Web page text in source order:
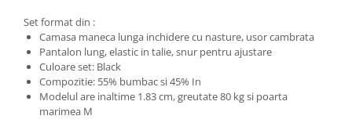
Set format din :
Camasa maneca lunga inchidere cu nasture, usor cambrata
Pantalon lung, elastic in talie, snur pentru ajustare
Culoare set: Black
Compozitie: 55% bumbac si 45% In
Modelul are inaltime 1.83 cm, greutate 80 kg si poarta
marimea M